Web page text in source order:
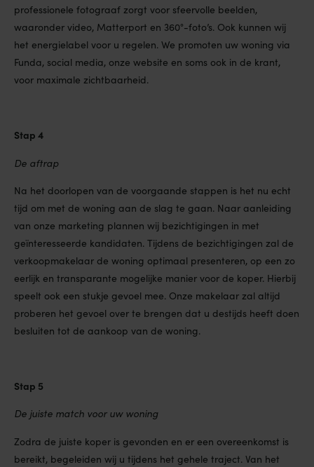
professionele fotograaf zorgt voor sfeervolle beelden,
waaronder video, Matterport en 360°-foto’s. Ook kunnen wij
het energielabel voor u regelen. We promoten uw woning via
Funda, social media, onze website en soms ook in de krant,
voor maximale zichtbaarheid.
Stap 4
De aftrap
Na het doorlopen van de voorgaande stappen is het nu echt
tijd om met de woning aan de slag te gaan. Naar aanleiding
van onze marketing plannen wij bezichtigingen in met
geïnteresseerde kandidaten. Tijdens de bezichtigingen zal de
verkoopmakelaar de woning optimaal presenteren, op een zo
eerlijk en transparante mogelijke manier voor de koper. Hierbij
speelt ook een stukje gevoel mee. Onze makelaar zal altijd
proberen het gevoel over te brengen dat u destijds heeft doen
besluiten tot de aankoop van de woning.
Stap 5
De juiste match voor uw woning
Zodra de juiste koper is gevonden en er een overeenkomst is
bereikt, begeleiden wij u tijdens het gehele traject. Van het